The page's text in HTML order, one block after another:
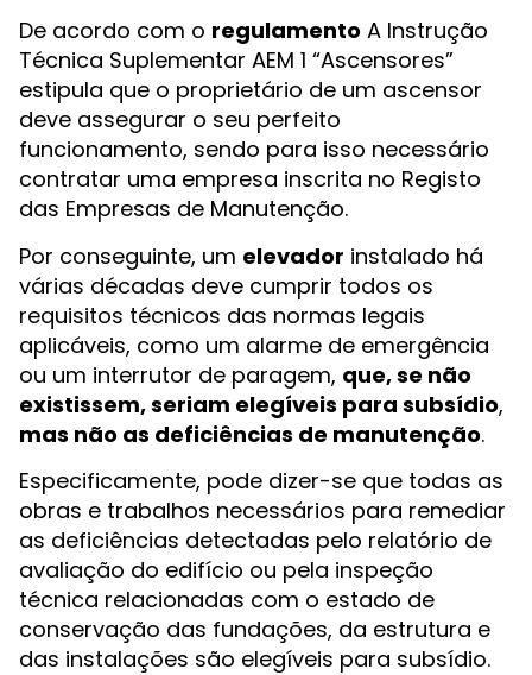
De acordo com o regulamento A Instrução
Técnica Suplementar AEM 1 “Ascensores”
estipula que o proprietário de um ascensor
deve assegurar o seu perfeito
funcionamento, sendo para isso necessário
contratar uma empresa inscrita no Registo
das Empresas de Manutenção.
Por conseguinte, um elevador instalado há
várias décadas deve cumprir todos os
requisitos técnicos das normas legais
aplicáveis, como um alarme de emergência
ou um interrutor de paragem, que, se não
existissem, seriam elegíveis para subsídio,
mas não as deficiências de manutenção.
Especificamente, pode dizer-se que todas as
obras e trabalhos necessários para remediar
as deficiências detectadas pelo relatório de
avaliação do edifício ou pela inspeção
técnica relacionadas com o estado de
conservação das fundações, da estrutura e
das instalações são elegíveis para subsídio.